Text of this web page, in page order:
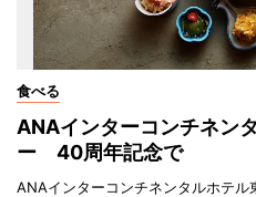
食べる
ANAインターコンチネン
ー 40周年記念で
ANAインターコンチネンタルホテ